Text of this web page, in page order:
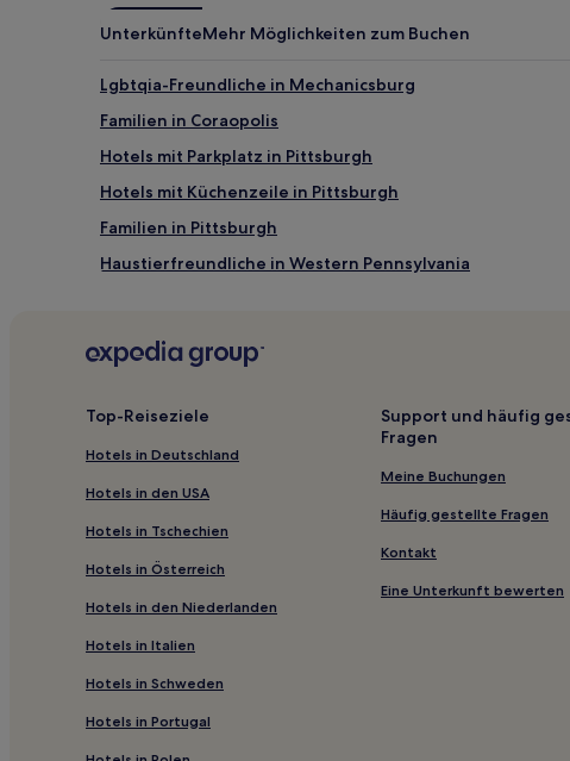
UnterkünfteMehr Möglichkeiten zum Buchen
Lgbtqia-Freundliche in Mechanicsburg
Familien in Coraopolis
Hotels mit Parkplatz in Pittsburgh
Hotels mit Küchenzeile in Pittsburgh
Familien in Pittsburgh
Haustierfreundliche in Western Pennsylvania
Hotels mit inbegriffenem Frühstück in Altoona
Hotels mit Fitnessbereich in Butler
Hotels mit Fitnessbereich in Johnstown
Derry Hotels
Pitcairn Hotels
Freeport Hotels
Hyde Park Hotels
Top-Reiseziele
Hotels in Deutschland
Hotels in den USA
Hotels in Tschechien
Hotels in Österreich
Hotels in den Niederlanden
Hotels in Italien
Hotels in Schweden
Hotels in Portugal
Support und häufig
Fragen
Meine Buchungen
Häufig gestellte Fragen
Kontakt
Eine Unterkunft bewerten